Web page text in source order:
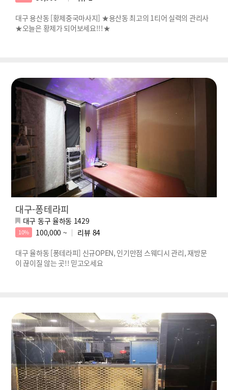
대구 용산동 [황제중국마사지] ★용산동 최고의 1티어 실력의 관리사
★오늘은 황제가 되어보세요!!!★
대구-퐁테라피
대구 동구 율하동 1429
10% 100,000 ~ 리뷰 84
대구 율하동 [퐁테라피] 신규OPEN, 인기만점 스웨디시 관리, 재방문
이 끊이질 않는 곳!! 믿고오세요